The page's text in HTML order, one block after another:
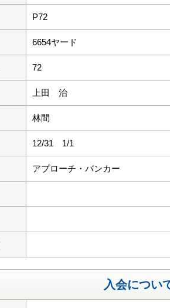
P72
6654ヤード
72
上田 治
林間
12/31 1/1
アプローチ・バンカー
入会につい